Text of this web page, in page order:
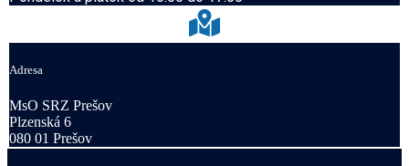
Adresa
MsO SRZ Prešov
Plzenská 6
080 01 Prešov